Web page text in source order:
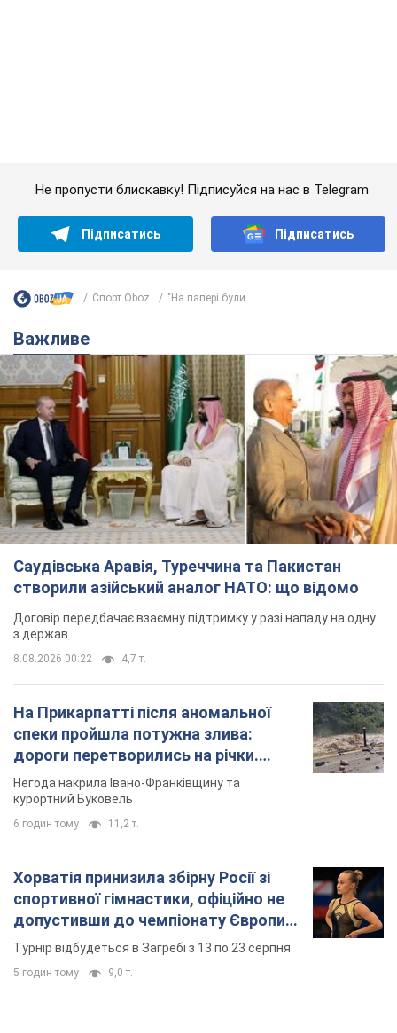
створили азійський аналог НАТО: що відомо
Договір передбачає взаємну підтримку у разі нападу на одну
з держав
8.08.2026 00:22
На Прикарпатті після аномальної
спеки пройшла потужна злива:
дороги перетворились на річки.
Відео
Негода накрила Івано-Франківщину та
курортний Буковель
6 годин тому 11,2 т.
Хорватія принизила збірну Росії зі
спортивної гімнастики, офіційно не
допустивши до чемпіонату Європи
основних спортсменів
Турнір відбудеться в Загребі з 13 по 23 серпня
5 годин тому 9,0 т.